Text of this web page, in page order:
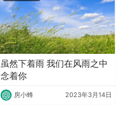
虽然下着雨 我们在风雨之中
念着你
房小蜂 2023年3月14日